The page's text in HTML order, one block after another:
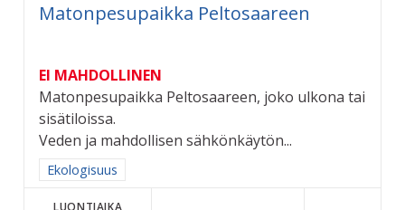
Matonpesupaikka Peltosaareen
EI MAHDOLLINEN
Matonpesupaikka Peltosaareen, joko ulkona tai
sisätiloissa.
Veden ja mahdollisen sähkönkäytön...
Rajaa tulokset aihepiirin mukaan: Ekologisuus
Ekologisuus